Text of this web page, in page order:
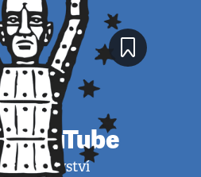
YouTube
v království